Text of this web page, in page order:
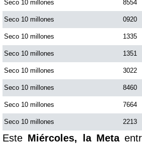
Seco 10 millones 8554
Seco 10 millones 0920
Seco 10 millones 1335
Seco 10 millones 1351
Seco 10 millones 3022
Seco 10 millones 8460
Seco 10 millones 7664
Seco 10 millones 2213
Este Miércoles, la Meta